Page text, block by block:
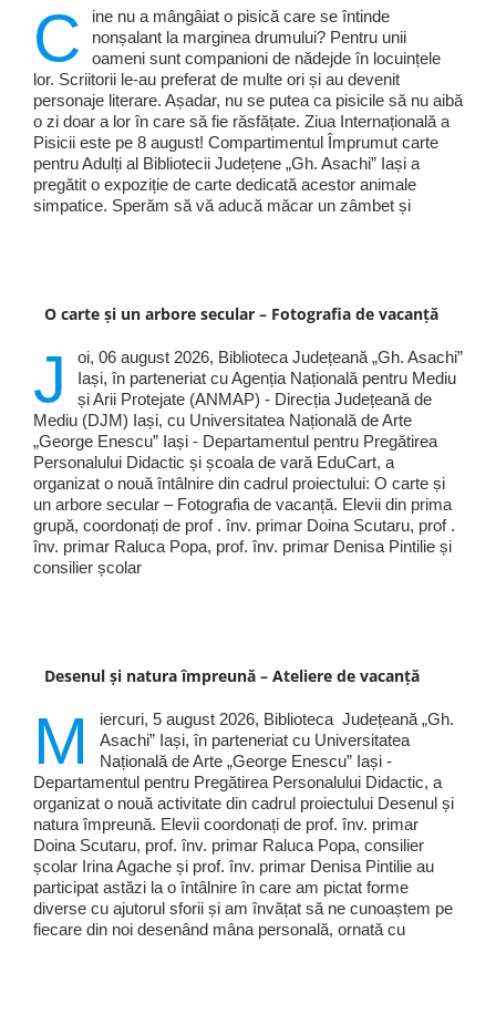
C
ine nu a mângâiat o pisică care se întinde
nonșalant la marginea drumului? Pentru unii
oameni sunt companioni de nădejde în locuințele
lor. Scriitorii le-au preferat de multe ori și au devenit
personaje literare. Așadar, nu se putea ca pisicile să nu aibă
o zi doar a lor în care să fie răsfățate. Ziua Internațională a
Pisicii este pe 8 august! Compartimentul Împrumut carte
pentru Adulți al Bibliotecii Județene „Gh. Asachi” Iași a
pregătit o expoziție de carte dedicată acestor animale
simpatice. Sperăm să vă aducă măcar un zâmbet și
O carte și un arbore secular – Fotografia de vacanță
J
oi, 06 august 2026, Biblioteca Județeană „Gh. Asachi”
Iași, în parteneriat cu Agenția Națională pentru Mediu
și Arii Protejate (ANMAP) - Direcția Județeană de
Mediu (DJM) Iași, cu Universitatea Națională de Arte
„George Enescu” Iași - Departamentul pentru Pregătirea
Personalului Didactic și școala de vară EduCart, a
organizat o nouă întâlnire din cadrul proiectului: O carte și
un arbore secular – Fotografia de vacanță. Elevii din prima
grupă, coordonați de prof . înv. primar Doina Scutaru, prof .
înv. primar Raluca Popa, prof. înv. primar Denisa Pintilie și
consilier școlar
Desenul și natura împreună – Ateliere de vacanță
M
iercuri, 5 august 2026, Biblioteca Județeană „Gh.
Asachi” Iași, în parteneriat cu Universitatea
Națională de Arte „George Enescu” Iași -
Departamentul pentru Pregătirea Personalului Didactic, a
organizat o nouă activitate din cadrul proiectului Desenul și
natura împreună. Elevii coordonați de prof. înv. primar
Doina Scutaru, prof. înv. primar Raluca Popa, consilier
școlar Irina Agache și prof. înv. primar Denisa Pintilie au
participat astăzi la o întâlnire în care am pictat forme
diverse cu ajutorul sforii și am învățat să ne cunoaștem pe
fiecare din noi desenând mâna personală, ornată cu